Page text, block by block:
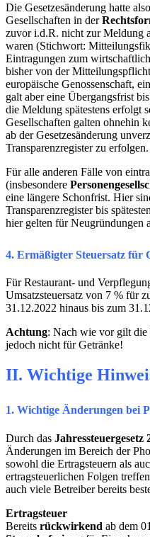
Die Gesetzesänderung hatte
Gesellschaften in der
zuvor i.d.R. nicht zur Meldung
waren (Stichwort:
Eintragungen zum
bisher von der
europäische Genossenschaft,
galt aber eine Übergangsfrist
die Meldung spätestens erfolgt
Gesellschaften galten ohnehin
ab der Gesetzesänderung
Transparenzregister zu erfolgen.
Für alle anderen Fälle von
(insbesondere
eine längere Schonfrist. Hier
Transparenzregister bis
hier gelten für Neugründungen
4. Ermäßigter Steuersatz für
Für Restaurant- und
Umsatzsteuersatz von 7 % für
31.12.2022 hinaus bis zum
Achtung: Nach wie vor gilt die
jedoch nicht für Getränke!
II. Wichtige
1. Wichtige Änderungen bei
Durch das Jahressteuergesetz
Änderungen im Bereich der
sowohl die Ertragsteuern als
ertragsteuerlichen Folgen
auch viele Betreiber bereits
Ertragsteuer
Bereits rückwirkend ab dem